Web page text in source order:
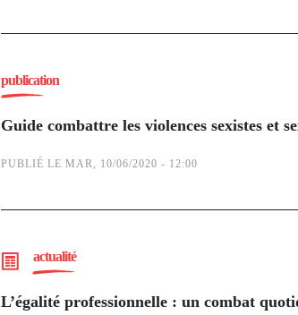
publication
Guide combattre les violences sexistes et
PUBLIÉ LE MAR, 10/06/2020 - 12:00
actualité
L’égalité professionnelle : un combat